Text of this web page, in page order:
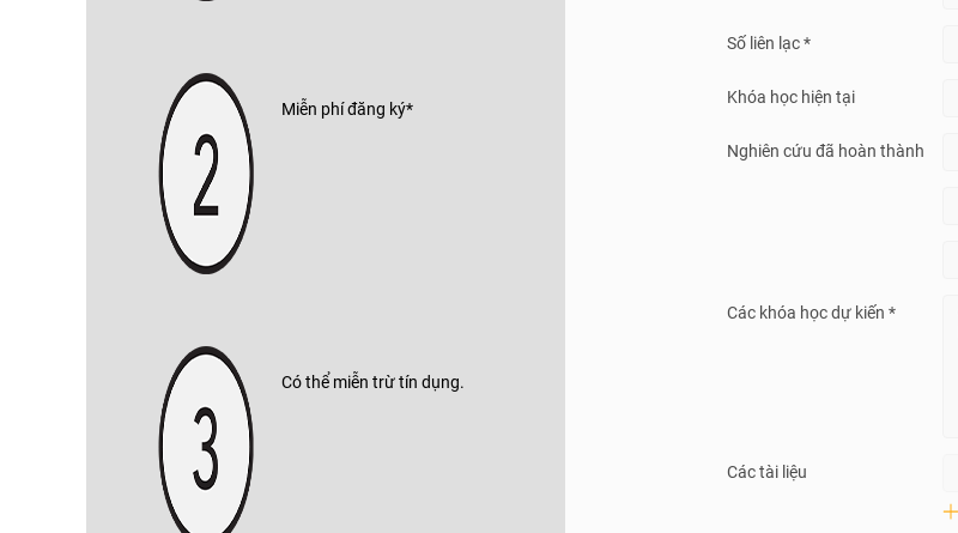
Miễn phí đăng ký*
Có thể miễn trừ tín dụng.
Số liên lạc *
Khóa học hiện tại
Nghiên cứu đã hoàn thành
Các khóa học dự kiến *
Các tài liệu